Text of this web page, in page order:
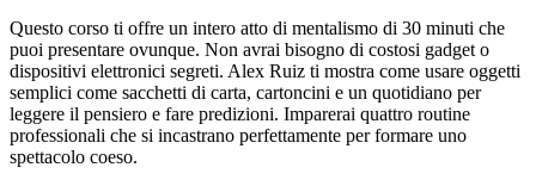
Questo corso ti offre un intero atto di mentalismo di 30 minuti che
puoi presentare ovunque. Non avrai bisogno di costosi gadget o
dispositivi elettronici segreti. Alex Ruiz ti mostra come usare oggetti
semplici come sacchetti di carta, cartoncini e un quotidiano per
leggere il pensiero e fare predizioni. Imparerai quattro routine
professionali che si incastrano perfettamente per formare uno
spettacolo coeso.